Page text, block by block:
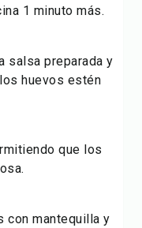
1 minuto más.
salsa preparada y
huevos estén
que los
con mantequilla y